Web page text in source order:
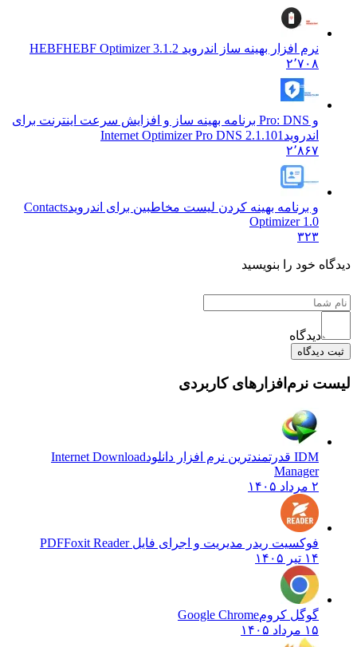
نرم افزار بهینه ساز اندروید HEBF HEBF Optimizer 3.1.2
۲٬۷۰۸
و Pro: DNS برنامه بهینه ساز و افزایش سرعت اینترنت برای
اندروید 2.1.101 Internet Optimizer Pro DNS
۲٬۸۶۷
و برنامه بهینه کردن لیست مخاطبین برای اندرویدContacts
Optimizer 1.0
۳۲۳
دیدگاه خود را بنویسید
دیدگاه
ثبت دیدگاه
لیست نرم‌افزارهای کاربردی
IDM قدرتمندترین نرم افزار دانلود
Internet Download
Manager
۲ مرداد ۱۴۰۵
فوکسیت ریدر مدیریت و اجرای فایل PDFFoxit Reader
۱۴ تیر ۱۴۰۵
گوگل کرومGoogle Chrome
۱۵ مرداد ۱۴۰۵